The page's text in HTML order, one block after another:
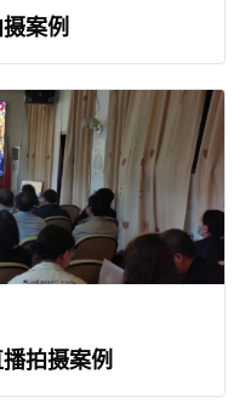
案例
拍摄案例